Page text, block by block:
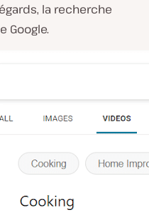
la recherche
Google.